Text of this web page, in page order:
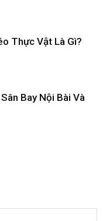
Thực Vật Là Gì?
Bay Nội Bài Và